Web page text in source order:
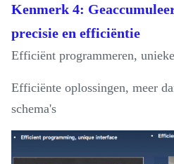
Kenmerk 4:
precisie en efficiëntie
Efficiënt programmeren,
Efficiënte oplossingen, meer
schema's